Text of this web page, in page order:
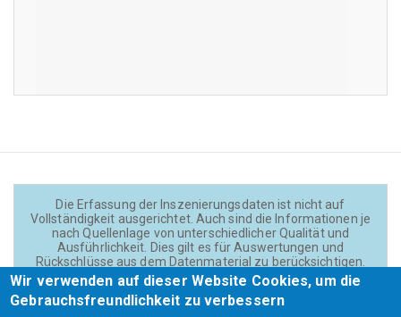
Die Erfassung der Inszenierungsdaten ist nicht auf
Vollständigkeit ausgerichtet. Auch sind die Informationen je
nach Quellenlage von unterschiedlicher Qualität und
Ausführlichkeit. Dies gilt es für Auswertungen und
Rückschlüsse aus dem Datenmaterial zu berücksichtigen.
Daten und Texte auf der Website sind - wenn nicht anders
angegeben - lizensiert unterCC BY 4.0(Creator:
Theadok.at).
Wir verwenden auf dieser Website Cookies, um die
Gebrauchsfreundlichkeit zu verbessern